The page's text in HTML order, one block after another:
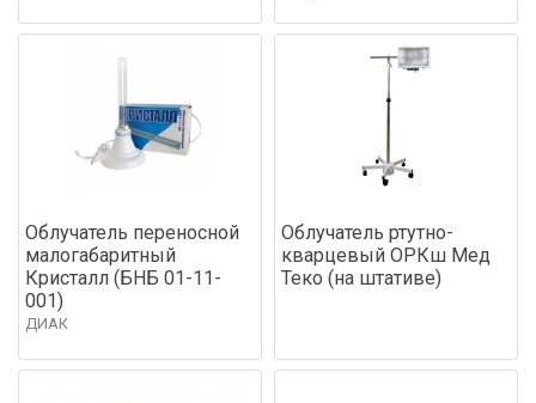
Облучатель переносной
малогабаритный
Кристалл (БНБ 01-11-
001)
ДИАК
Облучатель ртутно-
кварцевый ОРКш Мед
Теко (на штативе)